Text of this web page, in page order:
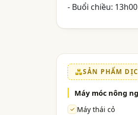
- Buổi chiều:
SẢN PHẨM
Máy móc nông
Máy thái cỏ